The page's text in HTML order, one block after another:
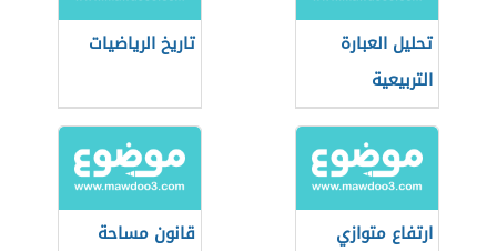
تحليل العبارة
التربيعية
تاريخ الرياضيات
ارتفاع متوازي
قانون مساحة